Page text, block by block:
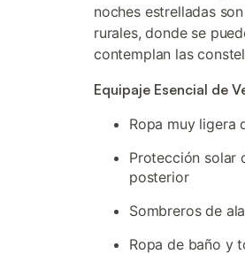
noches estrelladas
rurales, donde se
contemplan las
Equipaje Esencial de
Ropa muy ligera
Protección solar
posterior
Sombreros de
Ropa de baño y